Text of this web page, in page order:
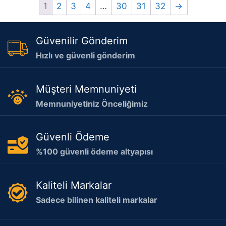
1 2 3 4 … 30 31 32 →
Güvenilir Gönderim
Hızlı ve güvenli gönderim
Müşteri Memnuniyeti
Memnuniyetiniz Önceliğimiz
Güvenli Ödeme
%100 güvenli ödeme altyapısı
Kaliteli Markalar
Sadece bilinen kaliteli markalar